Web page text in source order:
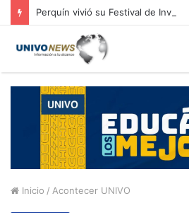
Perquín vivió su Festival de Invierno
Inicio / Acontecer UNIVO